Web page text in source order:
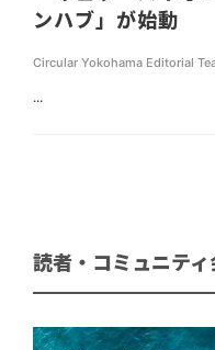
ンハブ」が始動
Circular Yokohama Editorial
...
読者・コミュニティ